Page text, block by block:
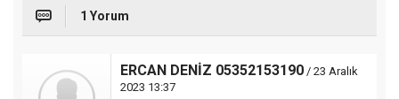
1 Yorum
ERCAN DENİZ 05352153190 / 23 Aralık
2023 13:37